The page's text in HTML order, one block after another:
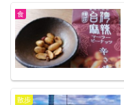
食
散歩